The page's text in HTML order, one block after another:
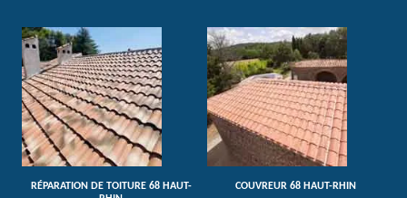
RÉPARATION DE TOITURE 68 HAUT-
COUVREUR 68 HAUT-RHIN